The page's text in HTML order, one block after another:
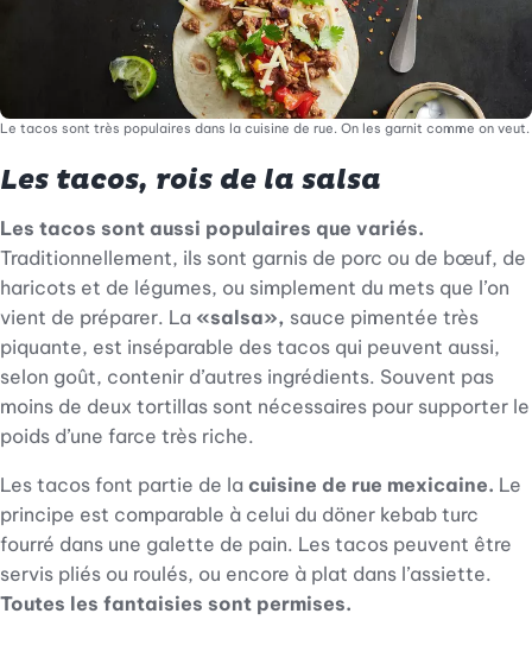
Le tacos sont très populaires dans la cuisine de rue. On les garnit comme on veut.
Les tacos, rois de la salsa
Les tacos sont aussi populaires que variés.
Traditionnellement, ils sont garnis de porc ou de bœuf, de
haricots et de légumes, ou simplement du mets que l’on
vient de préparer. La «salsa», sauce pimentée très
piquante, est inséparable des tacos qui peuvent aussi,
selon goût, contenir d’autres ingrédients. Souvent pas
moins de deux tortillas sont nécessaires pour supporter le
poids d’une farce très riche.
Les tacos font partie de la cuisine de rue mexicaine. Le
principe est comparable à celui du döner kebab turc
fourré dans une galette de pain. Les tacos peuvent être
servis pliés ou roulés, ou encore à plat dans l’assiette.
Toutes les fantaisies sont permises.